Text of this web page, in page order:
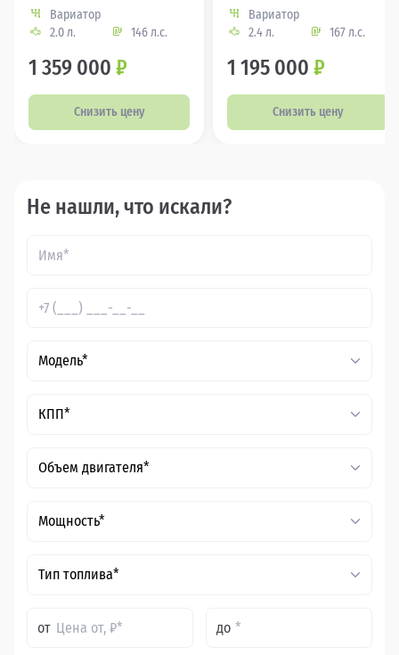
Вариатор
2.0 л.
146 л.с.
1 359 000 ₽
Снизить цену
Вариатор
2.4 л.
167 л.с.
1 195 000 ₽
Снизить цену
Не нашли, что искали?
Модель*
КПП*
Объем двигателя*
Мощность*
Тип топлива*
от до